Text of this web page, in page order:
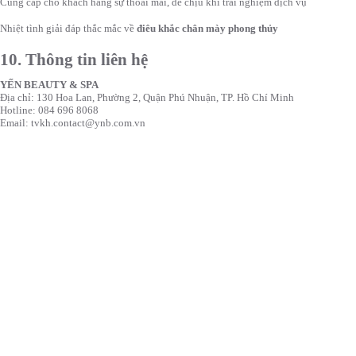
Nhiệt tình giải đáp thắc mắc về điêu khắc chân mày phong thủy
10. Thông tin liên hệ
YẾN BEAUTY & SPA
Địa chỉ: 130 Hoa Lan, Phường 2, Quận Phú Nhuận, TP. Hồ Chí Minh
Hotline: 084 696 8068
Email: tvkh.contact@ynb.com.vn